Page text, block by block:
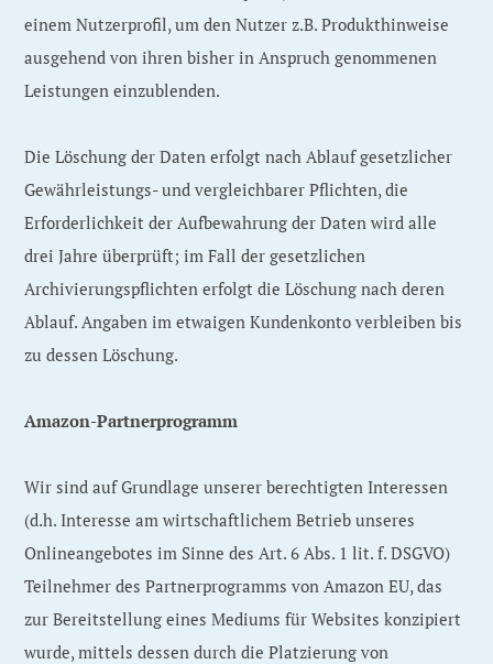
einem Nutzerprofil, um den Nutzer z.B. Produkthinweise
ausgehend von ihren bisher in Anspruch genommenen
Leistungen einzublenden.
Die Löschung der Daten erfolgt nach Ablauf gesetzlicher
Gewährleistungs- und vergleichbarer Pflichten, die
Erforderlichkeit der Aufbewahrung der Daten wird alle
drei Jahre überprüft; im Fall der gesetzlichen
Archivierungspflichten erfolgt die Löschung nach deren
Ablauf. Angaben im etwaigen Kundenkonto verbleiben bis
zu dessen Löschung.
Amazon-Partnerprogramm
Wir sind auf Grundlage unserer berechtigten Interessen
(d.h. Interesse am wirtschaftlichem Betrieb unseres
Onlineangebotes im Sinne des Art. 6 Abs. 1 lit. f. DSGVO)
Teilnehmer des Partnerprogramms von Amazon EU, das
zur Bereitstellung eines Mediums für Websites konzipiert
wurde, mittels dessen durch die Platzierung von